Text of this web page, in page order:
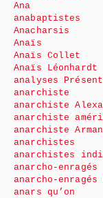
Ana
anabaptistes
Anacharsis
Anaïs
Anaïs Collet
Anaïs Léonhardt
analyses
anarchiste
anarchiste
anarchiste
anarchiste
anarchistes
anarchistes
anarcho-enragés
anarcho-
anars qu’on